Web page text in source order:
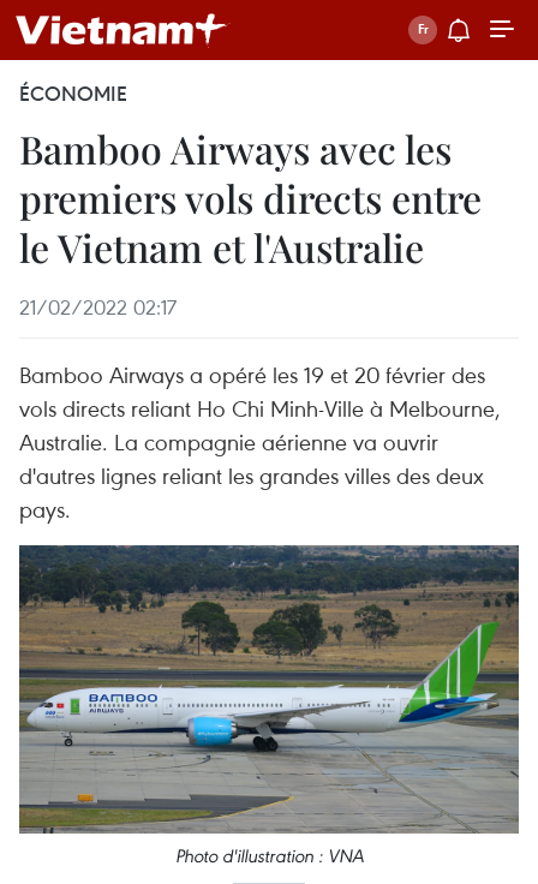
ÉCONOMIE
Bamboo Airways avec les
premiers vols directs entre
le Vietnam et l'Australie
21/02/2022 02:17
Bamboo Airways a opéré les 19 et 20 février des
vols directs reliant Ho Chi Minh-Ville à Melbourne,
Australie. La compagnie aérienne va ouvrir
d'autres lignes reliant les grandes villes des deux
pays.
Photo d'illustration : VNA